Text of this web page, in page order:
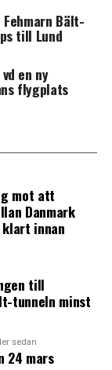
Bält-
till Lund
en ny
flygplats
mot att
Danmark
klart innan
till
tunneln minst
sedan
24 mars